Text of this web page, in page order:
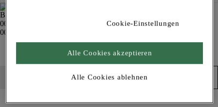
Rosshaar-Saalbesen 1348
Werkstatt- und Baustellenausstattung
Produkt in den Warenkorb
Cookie-Einstellungen
Alle Cookies ablehnen
Alle Cookies akzeptieren